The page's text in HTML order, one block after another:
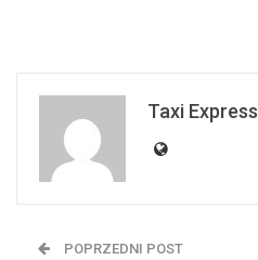
Taxi Express
POPRZEDNI POST